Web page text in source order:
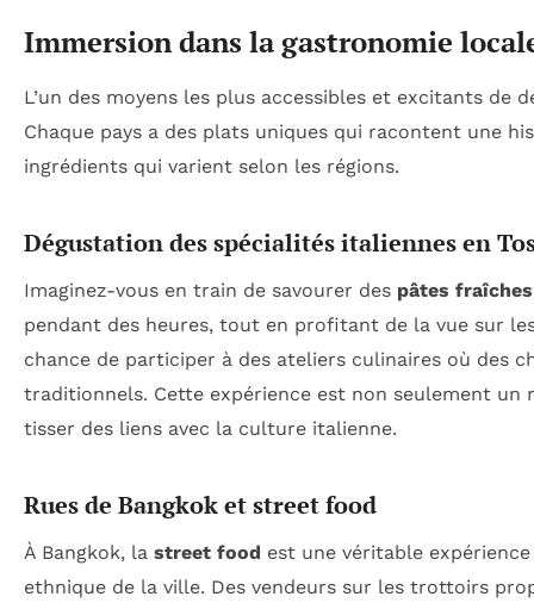
Immersion dans la gastronomie
L’un des moyens les plus accessibles et excitants
Chaque pays a des plats uniques qui racontent une
ingrédients qui varient selon les régions.
Dégustation des spécialités italiennes en
Imaginez-vous en train de savourer des pâtes fraîches
pendant des heures, tout en profitant de la vue sur
chance de participer à des ateliers culinaires où des
traditionnels. Cette expérience est non seulement un
tisser des liens avec la culture italienne.
Rues de Bangkok et street food
À Bangkok, la street food est une véritable
ethnique de la ville. Des vendeurs sur les trottoirs